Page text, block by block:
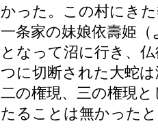
かった。この村にき
一条家の妹娘依壽姫
となって沼に行き、
つに切断された大蛇
二の権現、三の権現
たることは無かった